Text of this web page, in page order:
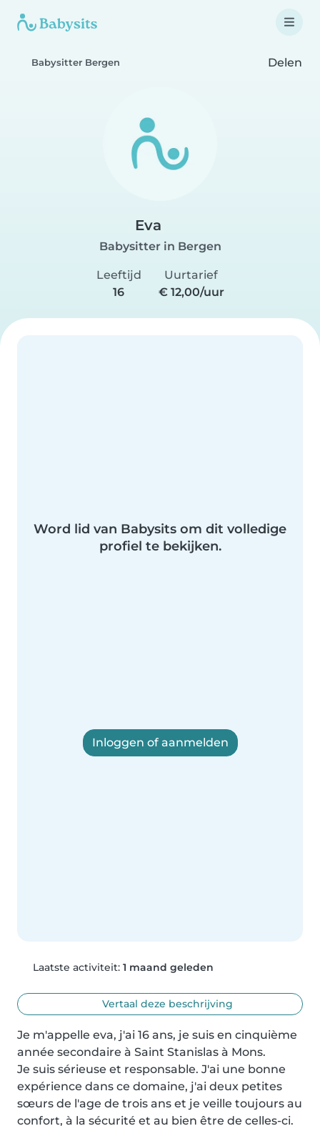
Babysitter Bergen Delen
Eva
Babysitter in Bergen
Leeftijd
16
Uurtarief
€ 12,00/uur
Word lid van Babysits om dit volledige
profiel te bekijken.
Inloggen of aanmelden
Laatste activiteit: 1 maand geleden
Vertaal deze beschrijving
Je m'appelle eva, j'ai 16 ans, je suis en cinquième
année secondaire à Saint Stanislas à Mons.
Je suis sérieuse et responsable. J'ai une bonne
expérience dans ce domaine, j'ai deux petites
sœurs de l'age de trois ans et je veille toujours au
confort, à la sécurité et au bien être de celles-ci.